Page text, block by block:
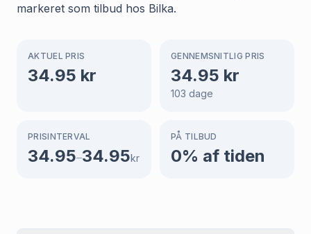
markeret som tilbud hos Bilka.
AKTUEL PRIS
34.95 kr
GENNEMSNITLIG PRIS
34.95 kr
103 dage
PRISINTERVAL
34.95–34.95kr
PÅ TILBUD
0% af tiden